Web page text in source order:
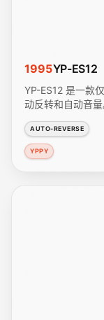
1995YP-ES12
YP-ES12 是一款
动反转和自动音量
AUTO-REVERSE
YPPY